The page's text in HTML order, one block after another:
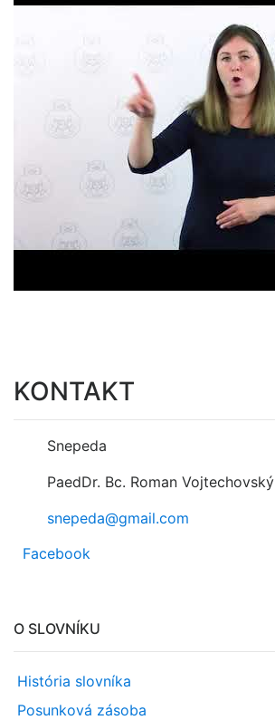
KONTAKT
Snepeda
PaedDr. Bc. Roman Vojtechovský
snepeda@gmail.com
Facebook
O SLOVNÍKU
História slovníka
Posunková zásoba